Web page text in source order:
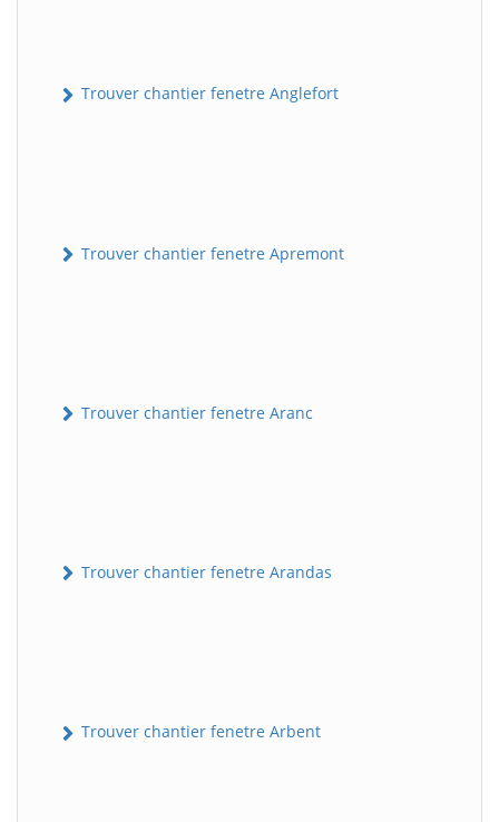
Trouver chantier fenetre Anglefort
Trouver chantier fenetre Apremont
Trouver chantier fenetre Aranc
Trouver chantier fenetre Arandas
Trouver chantier fenetre Arbent